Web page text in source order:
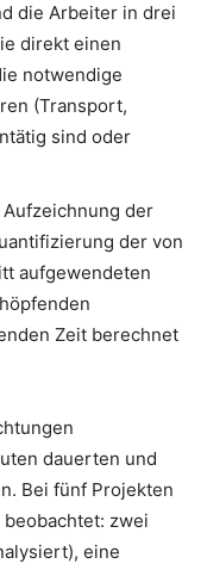
die Arbeiter in drei
direkt einen
notwendige
(Transport,
sind oder
der
der von
aufgewendeten
Zeit berechnet
dauerten und
Bei fünf Projekten
zwei
eine